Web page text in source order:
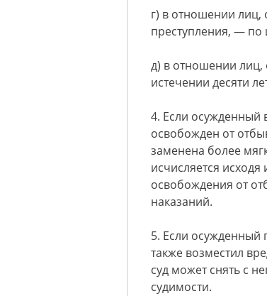
г) в отношении
преступления, — по
д) в отношении лиц,
истечении десяти
4. Если осужденный
освобожден от
заменена более
исчисляется
освобождения от
наказаний.
5. Если осужденный
также возместил
суд может снять с
судимости.